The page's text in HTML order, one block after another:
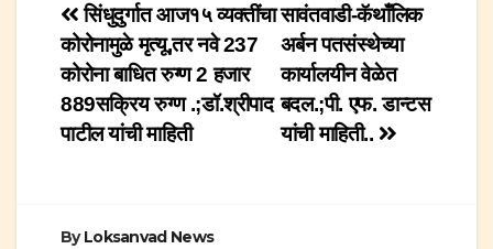
Post
navigation
सावंतवाडी-कॅथाँलिक
अर्बन पतसंस्थेच्या
कार्यालयीन वेळेत
बदल.;पी. एफ. डान्टस
यांची माहिती..
सिंधुदुर्गात आज१५ व्यक्तींचा
कोरोनामुळे मृत्यू,तर नवे 237
कोरोना बाधित रुग्ण 2 हजार
889सक्रिय रुग्ण .;डॉ.श्रीपाद
पाटील यांची माहिती
ByLoksanvad News